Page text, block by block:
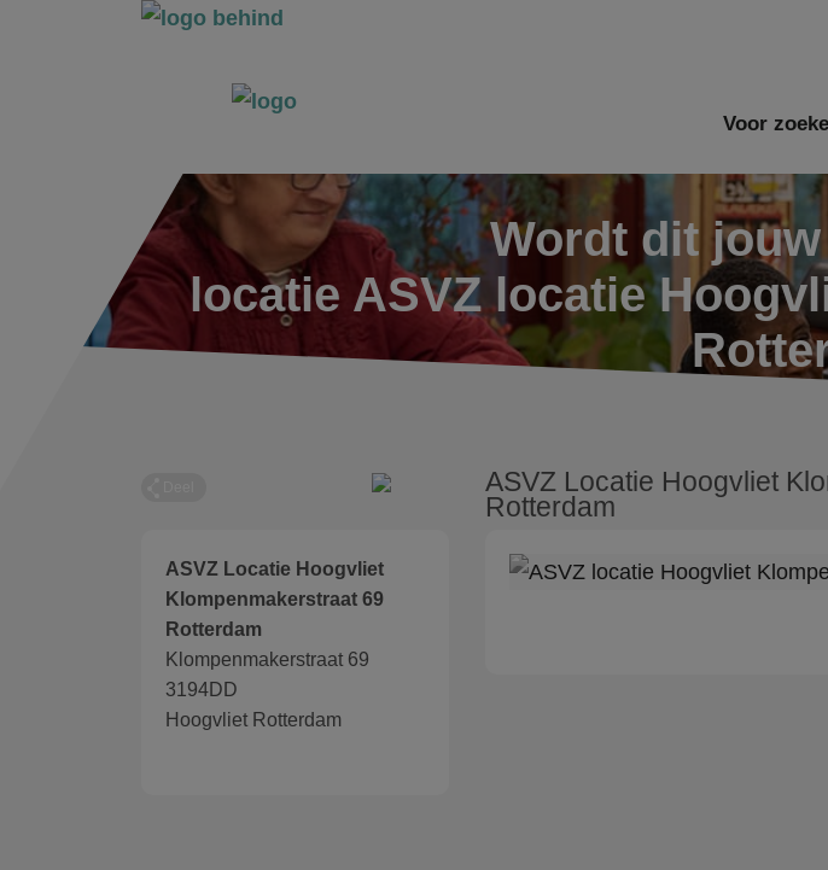
Voor
Wordt dit
locatie ASVZ locatie
ASVZ Locatie Hoogvliet
Rotterdam
ASVZ Locatie Hoogvliet
Klompenmakerstraat 69
Rotterdam
Klompenmakerstraat 69
3194DD
Hoogvliet Rotterdam